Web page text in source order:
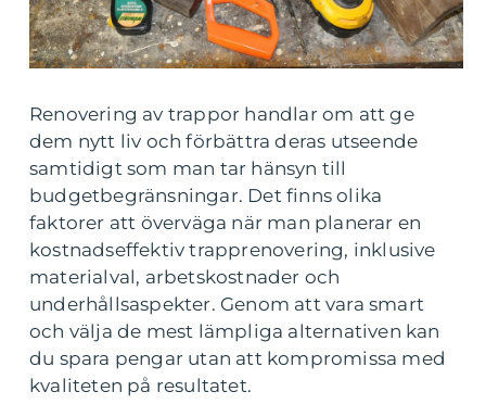
Renovering av trappor handlar om att ge
dem nytt liv och förbättra deras utseende
samtidigt som man tar hänsyn till
budgetbegränsningar. Det finns olika
faktorer att överväga när man planerar en
kostnadseffektiv trapprenovering, inklusive
materialval, arbetskostnader och
underhållsaspekter. Genom att vara smart
och välja de mest lämpliga alternativen kan
du spara pengar utan att kompromissa med
kvaliteten på resultatet.